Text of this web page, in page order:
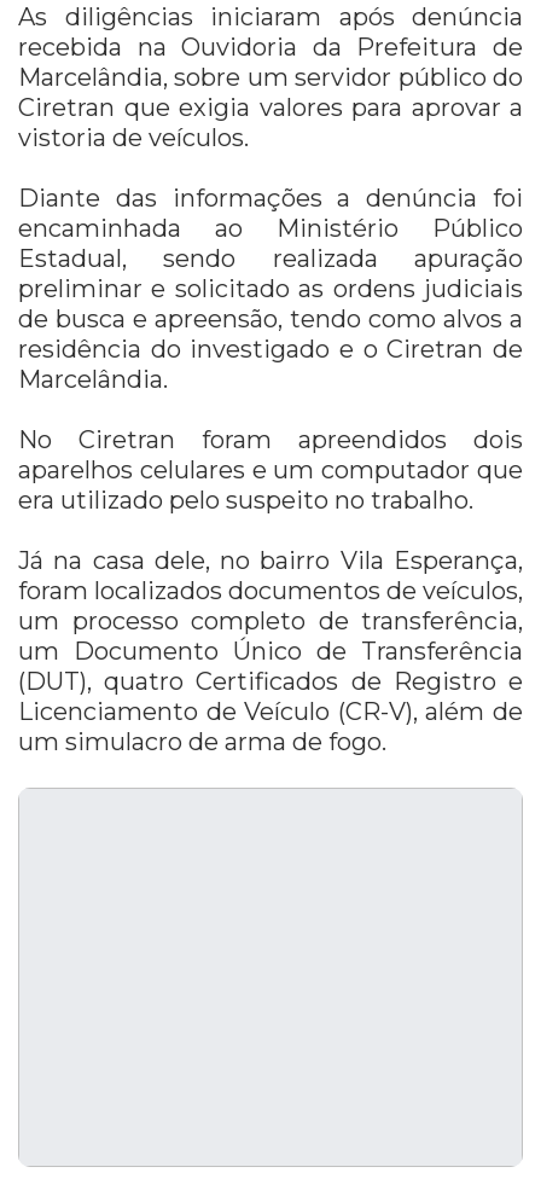
As diligências iniciaram após denúncia
recebida na Ouvidoria da Prefeitura de
Marcelândia, sobre um servidor público do
Ciretran que exigia valores para aprovar a
vistoria de veículos.
Diante das informações a denúncia foi
encaminhada ao Ministério Público
Estadual, sendo realizada apuração
preliminar e solicitado as ordens judiciais
de busca e apreensão, tendo como alvos a
residência do investigado e o Ciretran de
Marcelândia.
No Ciretran foram apreendidos dois
aparelhos celulares e um computador que
era utilizado pelo suspeito no trabalho.
Já na casa dele, no bairro Vila Esperança,
foram localizados documentos de veículos,
um processo completo de transferência,
um Documento Único de Transferência
(DUT), quatro Certificados de Registro e
Licenciamento de Veículo (CR-V), além de
um simulacro de arma de fogo.